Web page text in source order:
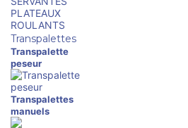
PLATEAUX
ROULANTS
Transpalettes
Transpalette
peseur
Transpalettes
manuels